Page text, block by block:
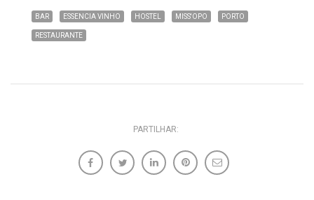
BAR ESSENCIA VINHO HOSTEL MISS'OPO PORTO
RESTAURANTE
PARTILHAR: